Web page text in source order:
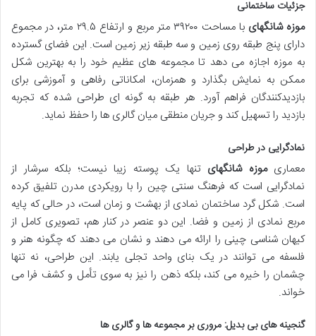
جزئیات ساختمانی
موزه شانگهای
با مساحت ۳۹۲۰۰ متر مربع و ارتفاع ۲۹.۵ متر، در مجموع
دارای پنج طبقه روی زمین و سه طبقه زیر زمین است. این فضای گسترده
به موزه اجازه می دهد تا مجموعه های عظیم خود را به بهترین شکل
ممکن به نمایش بگذارد و همزمان، امکاناتی رفاهی و آموزشی برای
بازدیدکنندگان فراهم آورد. هر طبقه به گونه ای طراحی شده که تجربه
بازدید را تسهیل کند و جریان منطقی میان گالری ها را حفظ نماید.
نمادگرایی در طراحی
معماریموزه شانگهای تنها یک پوسته زیبا نیست؛ بلکه سرشار از
نمادگرایی است که فرهنگ سنتی چین را با رویکردی مدرن تلفیق کرده
است. شکل گرد ساختمان نمادی از بهشت و زمان است، در حالی که پایه
مربع نمادی از زمین و فضا. این دو عنصر در کنار هم، تصویری کامل از
کیهان شناسی چینی را ارائه می دهند و نشان می دهند که چگونه هنر و
فلسفه می توانند در یک بنای واحد تجلی یابند. این طراحی، نه تنها
چشمان را خیره می کند، بلکه ذهن را نیز به سوی تأمل و کشف فرا می
خواند.
گنجینه های بی بدیل: مروری بر مجموعه ها و گالری ها